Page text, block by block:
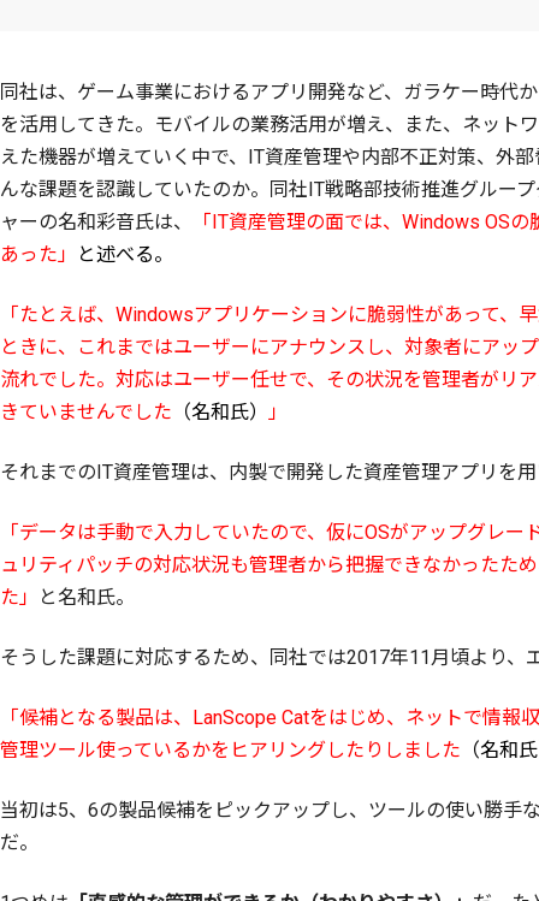
同社は、ゲーム事業におけるアプリ開発など、ガラケー時代
を活用してきた。モバイルの業務活用が増え、また、ネット
えた機器が増えていく中で、IT資産管理や内部不正対策、外
んな課題を認識していたのか。同社IT戦略部技術推進グルー
ャーの名和彩音氏は、
「IT資産管理の面では、Windows OS
あった」
と述べる。
「たとえば、Windowsアプリケーションに脆弱性があって、
ときに、これまではユーザーにアナウンスし、対象者にアッ
流れでした。対応はユーザー任せで、その状況を管理者がリ
きていませんでした （名和氏） 」
それまでのIT資産管理は、内製で開発した資産管理アプリを
「データは手動で入力していたので、仮にOSがアップグレ
ュリティパッチの対応状況も管理者から把握できなかったた
た」
と名和氏。
そうした課題に対応するため、同社では2017年11月頃より
「候補となる製品は、LanScope Catをはじめ、ネットで情
管理ツール使っているかをヒアリングしたりしました （名和
当初は5、6の製品候補をピックアップし、ツールの使い勝
だ。